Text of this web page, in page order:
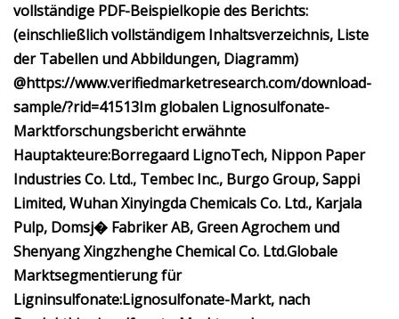
vollständige PDF-Beispielkopie des Berichts:
(einschließlich vollständigem Inhaltsverzeichnis, Liste
der Tabellen und Abbildungen, Diagramm)
@https://www.verifiedmarketresearch.com/download-
sample/?rid=41513Im globalen Lignosulfonate-
Marktforschungsbericht erwähnte
Hauptakteure:Borregaard LignoTech, Nippon Paper
Industries Co. Ltd., Tembec Inc., Burgo Group, Sappi
Limited, Wuhan Xinyingda Chemicals Co. Ltd., Karjala
Pulp, Domsj� Fabriker AB, Green Agrochem und
Shenyang Xingzhenghe Chemical Co. Ltd.Globale
Marktsegmentierung für
Ligninsulfonate:Lignosulfonate-Markt, nach